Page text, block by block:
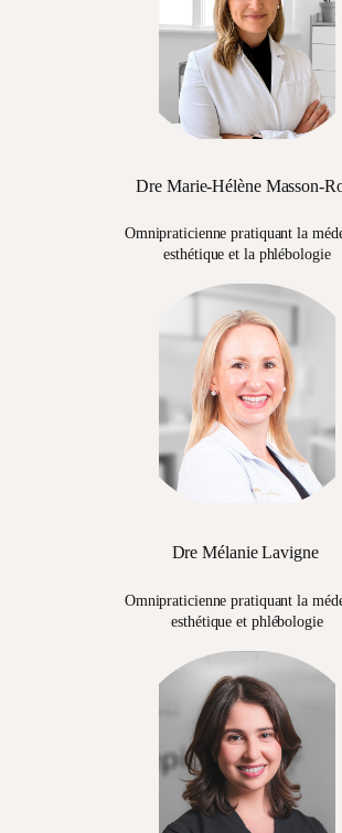
Dre Marie-Hélène Masson-
Omnipraticienne pratiquant la
esthétique et la phlébologie
Dre Mélanie Lavigne
Omnipraticienne pratiquant la
esthétique et phlébologie